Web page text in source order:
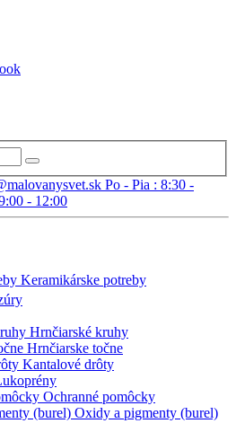
Po - Pia : 8:30 -
- 12:00
Keramikárske potreby
Hrnčiarské kruhy
Hrnčiarske točne
Kantalové drôty
Ochranné pomôcky
Oxidy a pigmenty (burel)